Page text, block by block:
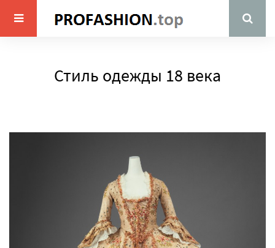
Стиль одежды 18 века